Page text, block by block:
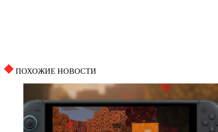
ПОХОЖИЕ НОВОСТИ